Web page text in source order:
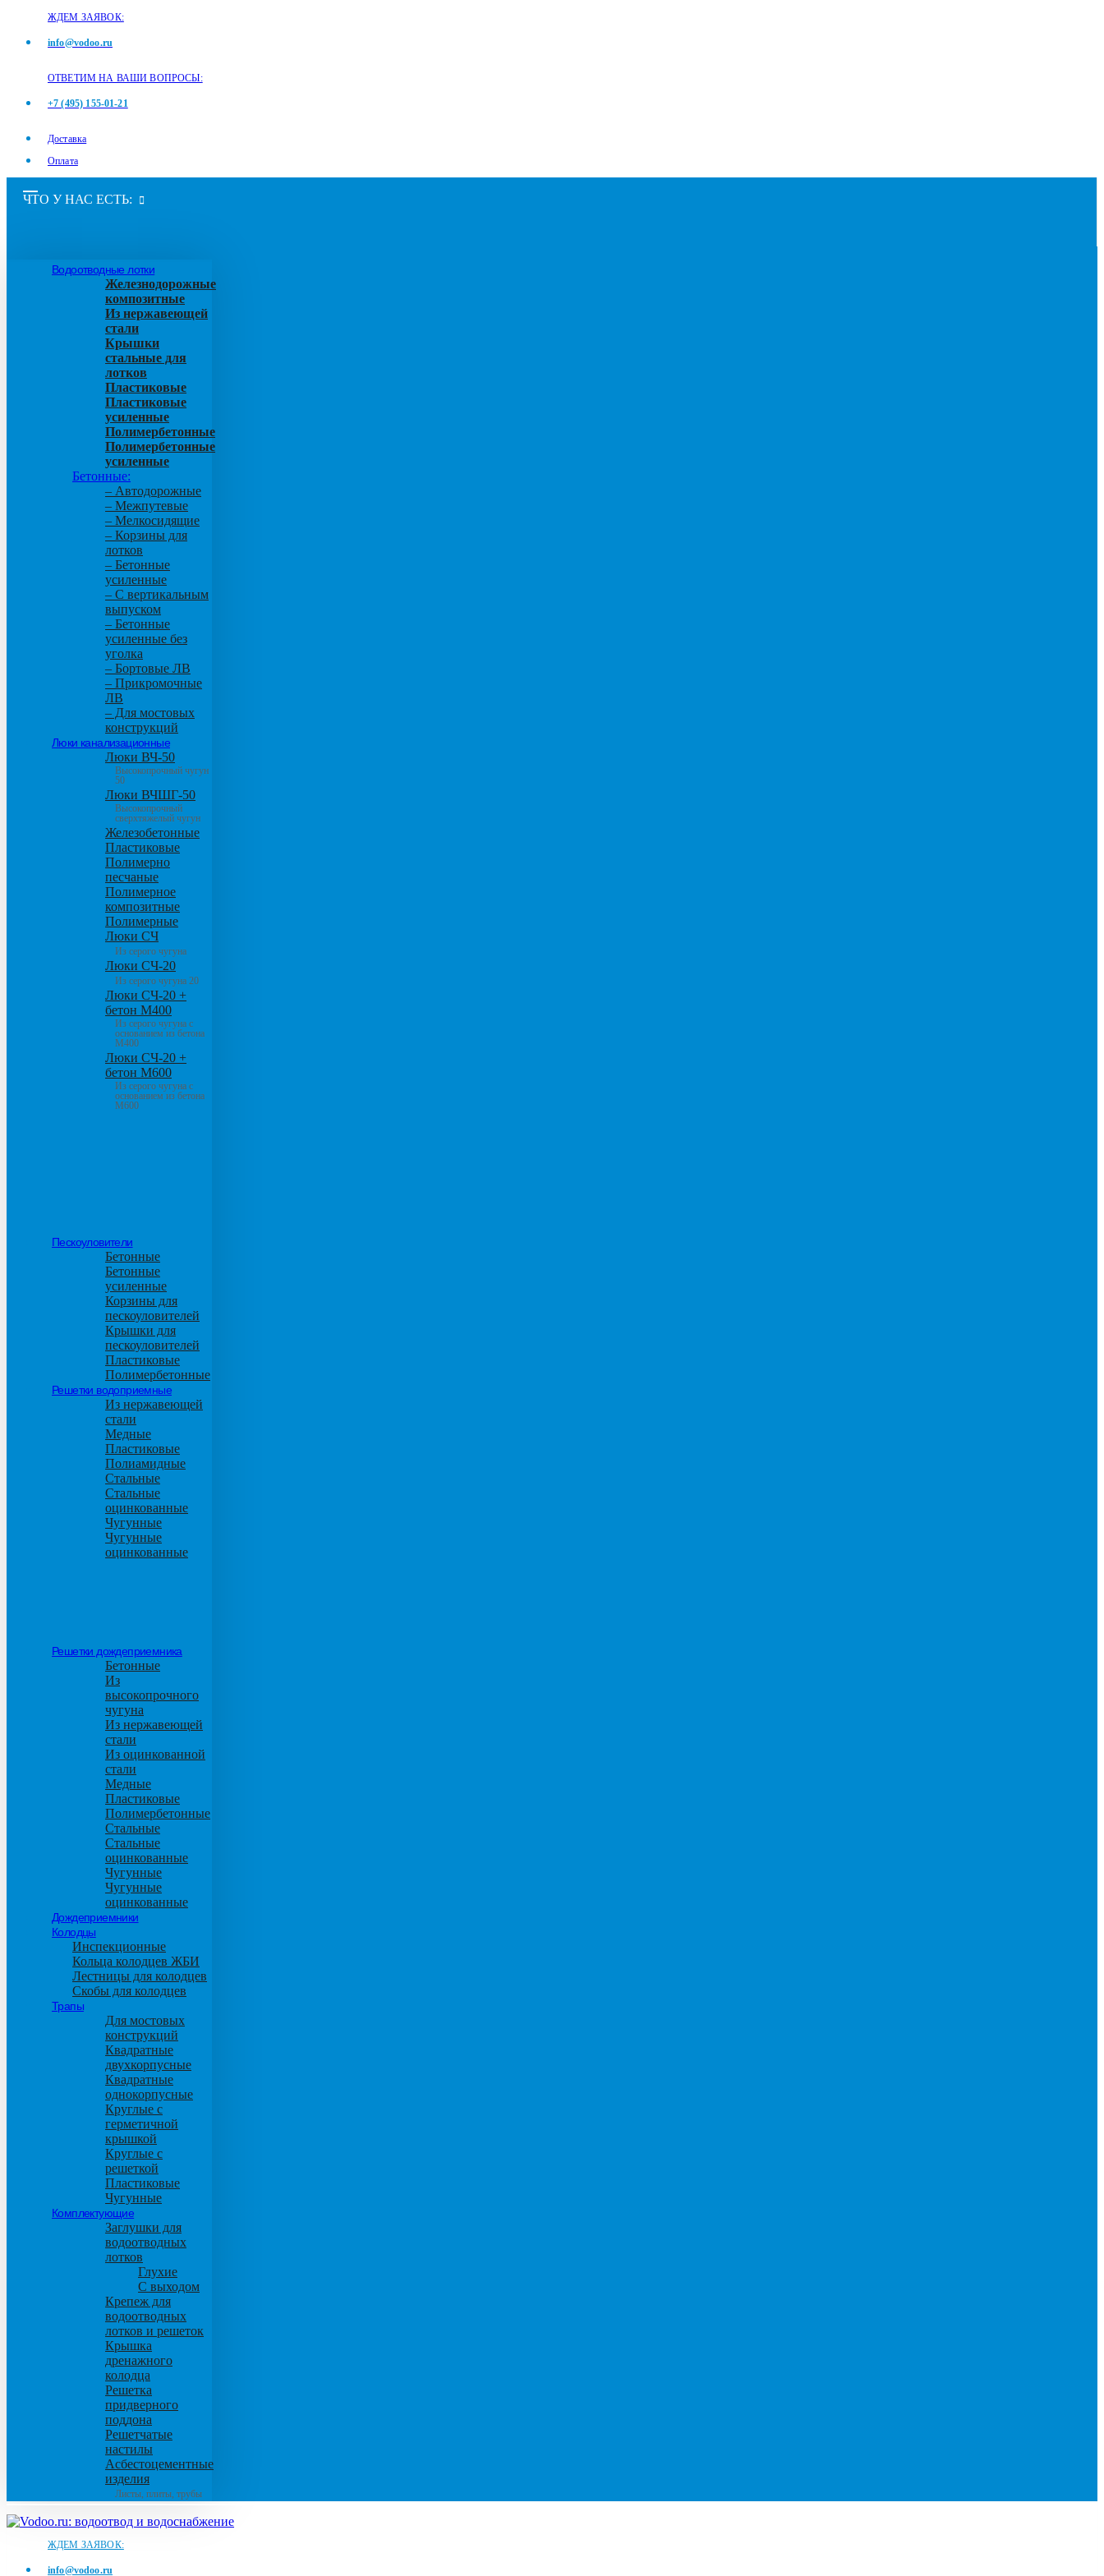
ЖДЕМ ЗАЯВОК:
info@vodoo.ru
ОТВЕТИМ НА ВАШИ ВОПРОСЫ:
+7 (495) 155-01-21
Доставка
Оплата
ЧТО У НАС ЕСТЬ:
Водоотводные лотки
Железнодорожные
композитные
Из нержавеющей
стали
Крышки
стальные для
лотков
Пластиковые
Пластиковые
усиленные
Полимербетонные
Полимербетонные
усиленные
Бетонные:
– Автодорожные
– Межпутевые
– Мелкосидящие
– Корзины для
лотков
– Бетонные
усиленные
– С вертикальным
выпуском
– Бетонные
усиленные без
уголка
– Бортовые ЛВ
– Прикромочные
ЛВ
– Для мостовых
конструкций
Люки канализационные
Люки ВЧ-50
Высокопрочный чугун
50
Люки ВЧШГ-50
Высокопрочный
сверхтяжелый чугун
Железобетонные
Пластиковые
Полимерно
песчаные
Полимерное
композитные
Полимерные
Люки СЧ
Из серого чугуна
Люки СЧ-20
Из серого чугуна 20
Люки СЧ-20 +
бетон М400
Из серого чугуна с
основанием из бетона
М400
Люки СЧ-20 +
бетон М600
Из серого чугуна с
основанием из бетона
М600
Пескоуловители
Бетонные
Бетонные
усиленные
Корзины для
пескоуловителей
Крышки для
пескоуловителей
Пластиковые
Полимербетонные
Решетки водоприемные
Из нержавеющей
стали
Медные
Пластиковые
Полиамидные
Стальные
Стальные
оцинкованные
Чугунные
Чугунные
оцинкованные
Решетки дождеприемника
Бетонные
Из
высокопрочного
чугуна
Из нержавеющей
стали
Из оцинкованной
стали
Медные
Пластиковые
Полимербетонные
Стальные
Стальные
оцинкованные
Чугунные
Чугунные
оцинкованные
Дождеприемники
Колодцы
Инспекционные
Кольца колодцев ЖБИ
Лестницы для колодцев
Скобы для колодцев
Трапы
Для мостовых
конструкций
Квадратные
двухкорпусные
Квадратные
однокорпусные
Круглые с
герметичной
крышкой
Круглые с
решеткой
Пластиковые
Чугунные
Комплектующие
Заглушки для
водоотводных
лотков
Глухие
С выходом
Крепеж для
водоотводных
лотков и решеток
Крышка
дренажного
колодца
Решетка
придверного
поддона
Решетчатые
настилы
Асбестоцементные
изделия
Листы, плиты, трубы
ЖДЕМ ЗАЯВОК:
info@vodoo.ru